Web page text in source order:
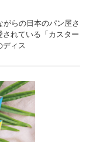
らの日本のパン屋さ
れている「カスター
ディス